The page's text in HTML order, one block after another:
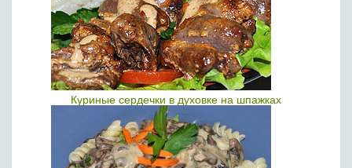
Куриные сердечки в духовке на шпажках